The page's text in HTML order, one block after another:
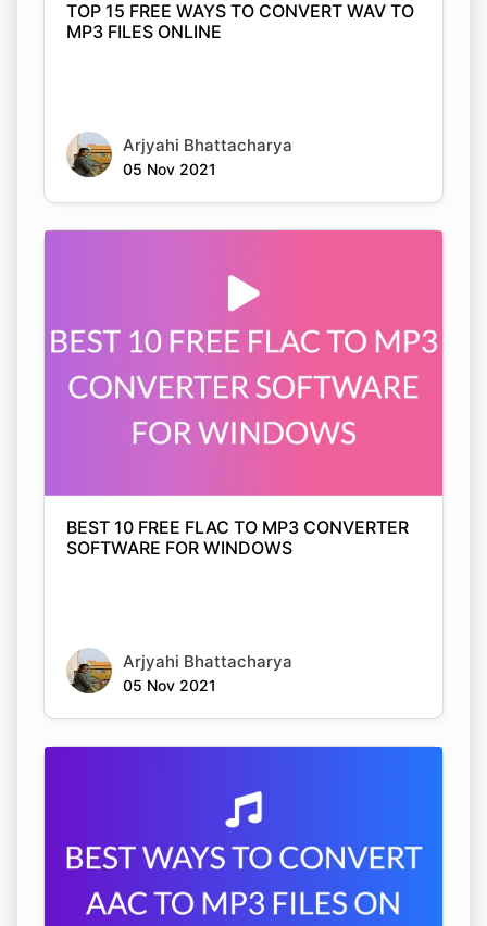
TOP 15 FREE WAYS TO CONVERT WAV TO
MP3 FILES ONLINE
Arjyahi Bhattacharya
05 Nov 2021
BEST 10 FREE FLAC TO MP3 CONVERTER
SOFTWARE FOR WINDOWS
Arjyahi Bhattacharya
05 Nov 2021